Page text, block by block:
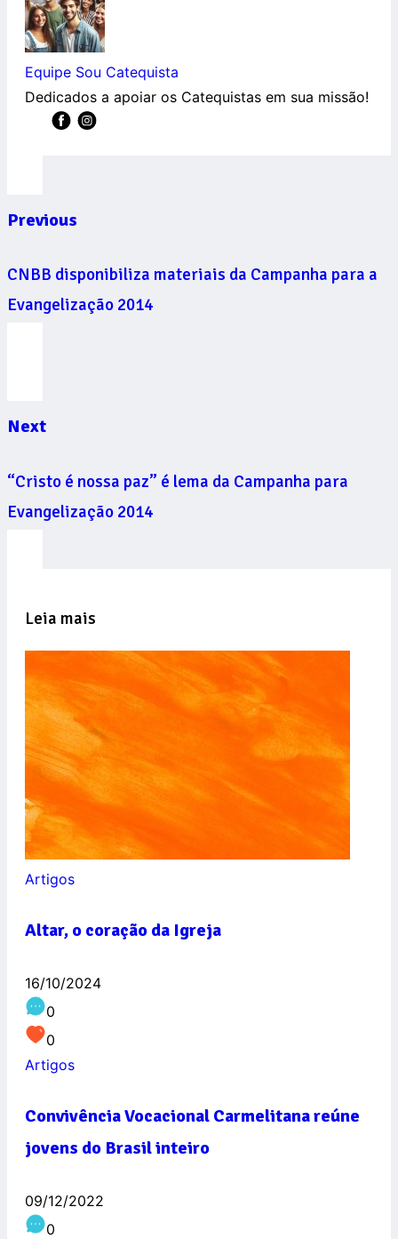
Equipe Sou Catequista
Dedicados a apoiar os Catequistas em sua missão!
Previous
CNBB disponibiliza materiais da Campanha para a
Evangelização 2014
Next
“Cristo é nossa paz” é lema da Campanha para
Evangelização 2014
Leia mais
Artigos
Altar, o coração da Igreja
16/10/2024
0
0
Artigos
Convivência Vocacional Carmelitana reúne
jovens do Brasil inteiro
09/12/2022
0